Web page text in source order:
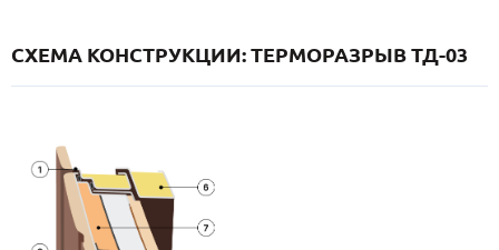
СХЕМА КОНСТРУКЦИИ: ТЕРМОРАЗРЫВ ТД-03